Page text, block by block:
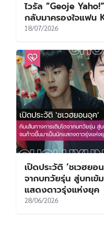
ไวรัล “Geoje
กลับมาครองใจแฟน
18/07/2026
เปิดประวัติ ‘ชเวฮยอ
จากบทวัยรุ่น สู่บทเข้
แสดงดาวรุ่งแห่งยุค
28/06/2026